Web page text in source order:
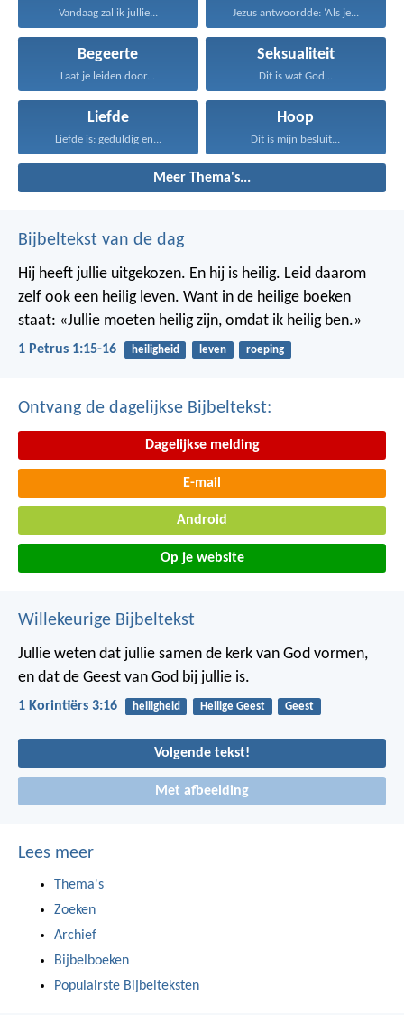
Vandaag zal ik jullie... Jezus antwoordde: ‘Als je...
Begeerte
Laat je leiden door...
Seksualiteit
Dit is wat God...
Liefde
Liefde is: geduldig en...
Hoop
Dit is mijn besluit...
Meer Thema's...
Bijbeltekst van de dag
Hij heeft jullie uitgekozen. En hij is heilig. Leid daarom
zelf ook een heilig leven. Want in de heilige boeken
staat: «Jullie moeten heilig zijn, omdat ik heilig ben.»
1 Petrus 1:15-16 heiligheid leven roeping
Ontvang de dagelijkse Bijbeltekst:
Dagelijkse melding
E-mail
Android
Op je website
Willekeurige Bijbeltekst
Jullie weten dat jullie samen de kerk van God vormen,
en dat de Geest van God bij jullie is.
1 Korintiërs 3:16 heiligheid Heilige Geest Geest
Volgende tekst!
Met afbeelding
Lees meer
Thema's
Zoeken
Archief
Bijbelboeken
Populairste Bijbelteksten